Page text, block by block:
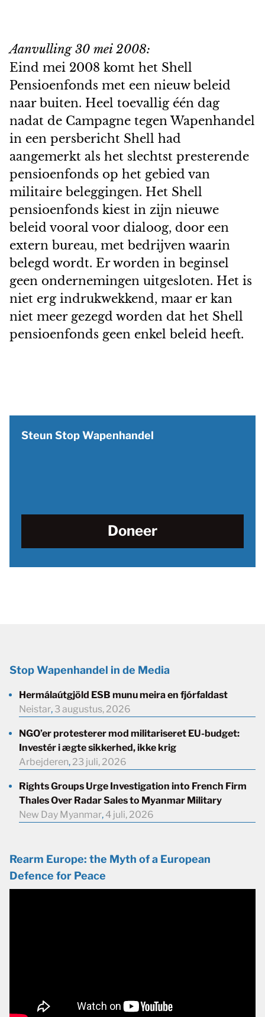
Aanvulling 30 mei 2008:
Eind mei 2008 komt het Shell
Pensioenfonds met een nieuw beleid
naar buiten. Heel toevallig één dag
nadat de Campagne tegen Wapenhandel
in een persbericht Shell had
aangemerkt als het slechtst presterende
pensioenfonds op het gebied van
militaire beleggingen. Het Shell
pensioenfonds kiest in zijn nieuwe
beleid vooral voor dialoog, door een
extern bureau, met bedrijven waarin
belegd wordt. Er worden in beginsel
geen ondernemingen uitgesloten. Het is
niet erg indrukwekkend, maar er kan
niet meer gezegd worden dat het Shell
pensioenfonds geen enkel beleid heeft.
Steun Stop Wapenhandel
Doneer
Stop Wapenhandel in de Media
Hermálaútgjöld ESB munu meira en fjórfaldast
Neistar, 3 augustus, 2026
NGO’er protesterer mod militariseret EU-budget:
Investér i ægte sikkerhed, ikke krig
Arbejderen, 23 juli, 2026
Rights Groups Urge Investigation into French Firm
Thales Over Radar Sales to Myanmar Military
New Day Myanmar, 4 juli, 2026
Rearm Europe: the Myth of a European
Defence for Peace